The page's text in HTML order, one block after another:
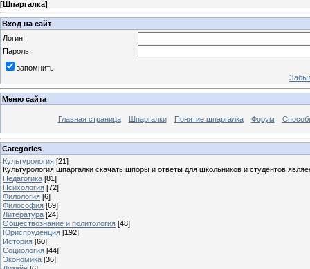
[Шпаргалка]
Вход на сайт
Логин:
Пароль:
запомнить
Меню сайта
Главная страница Шпаргалки Понятие шпаргалка Форум
Categories
Культурология [21]
Культурология шпаргалки скачать шпоры и ответы для школьников и студентов
Педагогика [81]
Психология [72]
Филология [6]
Философия [69]
Литература [24]
Обществознание и политология [48]
Юриспруденция [192]
История [60]
Социология [44]
Экономика [36]